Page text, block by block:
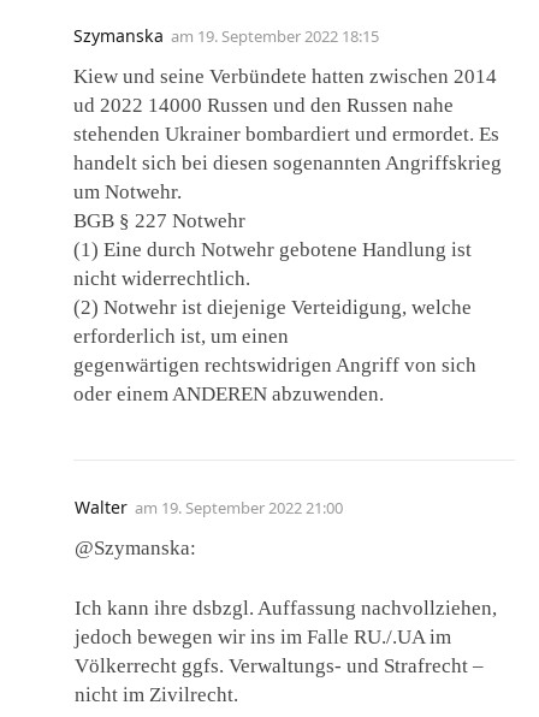
Szymanska am 19. September 2022 18:15
Kiew und seine Verbündete hatten zwischen 2014
ud 2022 14000 Russen und den Russen nahe
stehenden Ukrainer bombardiert und ermordet. Es
handelt sich bei diesen sogenannten Angriffskrieg
um Notwehr.
BGB § 227 Notwehr
(1) Eine durch Notwehr gebotene Handlung ist
nicht widerrechtlich.
(2) Notwehr ist diejenige Verteidigung, welche
erforderlich ist, um einen
gegenwärtigen rechtswidrigen Angriff von sich
oder einem ANDEREN abzuwenden.
Walter am 19. September 2022 21:00
@Szymanska:
Ich kann ihre dsbzgl. Auffassung nachvollziehen,
jedoch bewegen wir ins im Falle RU./.UA im
Völkerrecht ggfs. Verwaltungs- und Strafrecht –
nicht im Zivilrecht.